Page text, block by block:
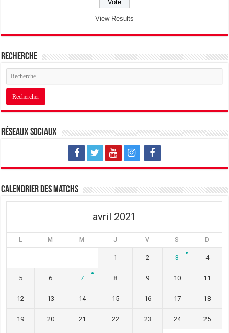
View Results
Recherche
Réseaux sociaux
Calendrier des matchs
avril 2021
L M M J V S D
1 2 3 4
5 6 7 8 9 10 11
12 13 14 15 16 17 18
19 20 21 22 23 24 25